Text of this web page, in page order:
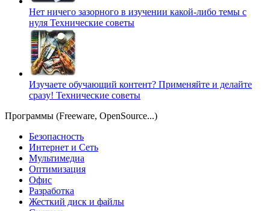
Нет ничего зазорного в изучении какой-либо темы с
нуля Технические советы
Изучаете обучающий контент? Применяйте и делайте
сразу! Технические советы
Программы (Freeware, OpenSource...)
Безопасность
Интернет и Сеть
Мультимедиа
Оптимизация
Офис
Разработка
Жесткий диск и файлы